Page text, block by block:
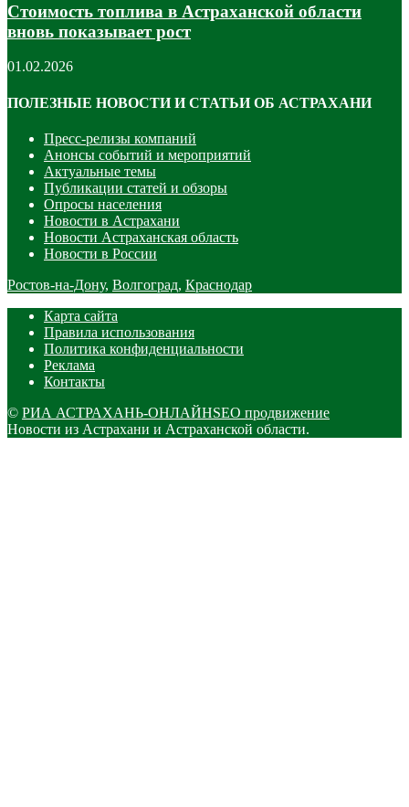
Стоимость топлива в Астраханской области
вновь показывает рост
01.02.2026
ПОЛЕЗНЫЕ НОВОСТИ И СТАТЬИ ОБ АСТРАХАНИ
Пресс-релизы компаний
Анонсы событий и мероприятий
Актуальные темы
Публикации статей и обзоры
Опросы населения
Новости в Астрахани
Новости Астраханская область
Новости в России
Ростов-на-Дону, Волгоград, Краснодар
Карта сайта
Правила использования
Политика конфиденциальности
Реклама
Контакты
© РИА АСТРАХАНЬ-ОНЛАЙНSEO продвижение
Новости из Астрахани и Астраханской области.